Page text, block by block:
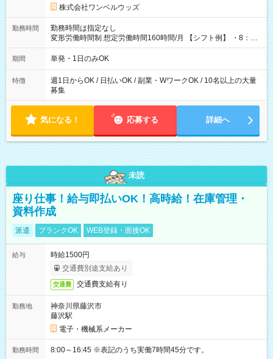
株式会社ワンベルウッズ
勤務時間
勤務時間は指定なし
変形労働時間制 想定労働時間160時間/月 【シフト例】 ・8：00
～21：00
期間 単発・1日のみOK
特徴
週1日からOK / 日払いOK / 副業・WワークOK / 10名以上の大量
募集
気になる！ 応募する 詳細へ
未読
座り仕事！給与即払いOK！高時給！在庫管理・
資料作成
派遣 ブランクOK WEB登録・面接OK
給与
時給1500円
交通費別途支給あり
交通費 交通費支給有り
勤務地
神奈川県藤沢市
藤沢駅
電子・機械系メーカー
勤務時間 8:00～16:45 ※表記のうち実働7時間45分です。